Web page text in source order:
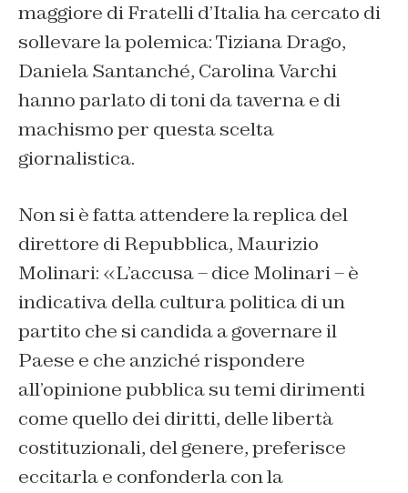
maggiore di Fratelli d’Italia ha cercato di
sollevare la polemica: Tiziana Drago,
Daniela Santanché, Carolina Varchi
hanno parlato di toni da taverna e di
machismo per questa scelta
giornalistica.
Non si è fatta attendere la replica del
direttore di Repubblica, Maurizio
Molinari: «L’accusa – dice Molinari – è
indicativa della cultura politica di un
partito che si candida a governare il
Paese e che anziché rispondere
all’opinione pubblica su temi dirimenti
come quello dei diritti, delle libertà
costituzionali, del genere, preferisce
eccitarla e confonderla con la